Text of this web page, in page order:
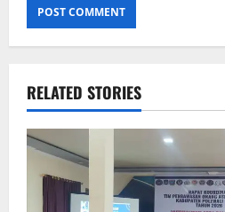
RELATED STORIES